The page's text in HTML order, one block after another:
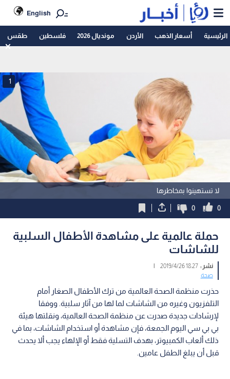
English
الرئيسية أسعار الذهب الأردن مونديال 2026 فلسطين طقس
لا تستهينوا بمخاطرها
1
0
0
حملة عالمية على مشاهدة الأطفال السلبية
للشاشات
نشر :18:27 2019/4/26
|
صحة
حذرت منظمة الصحة العالمية من ترك الأطفال الصغار أمام
التلفزيون وغيره من الشاشات لما لها من آثار سلبية. ووفقا
لإرشادات جديدة صدرت عن منظمة الصحة العالمية، ونقلتها هيئة
بي بي سي اليوم الجمعة، فإن مشاهدة أو استخدام الشاشات، بما في
ذلك ألعاب الكمبيوتر، بهدف التسلية فقط أو الإلهاء يجب ألا يحدث
قبل أن يبلغ الطفل عامين.